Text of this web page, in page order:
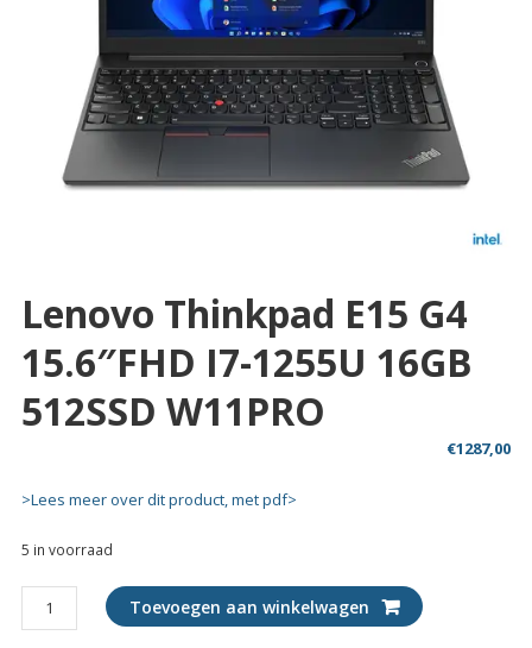
Lenovo Thinkpad E15 G4
15.6″FHD I7-1255U 16GB
512SSD W11PRO
€1287,00
>Lees meer over dit product, met pdf>
5 in voorraad
Lenovo
Thinkpad
Toevoegen aan winkelwagen